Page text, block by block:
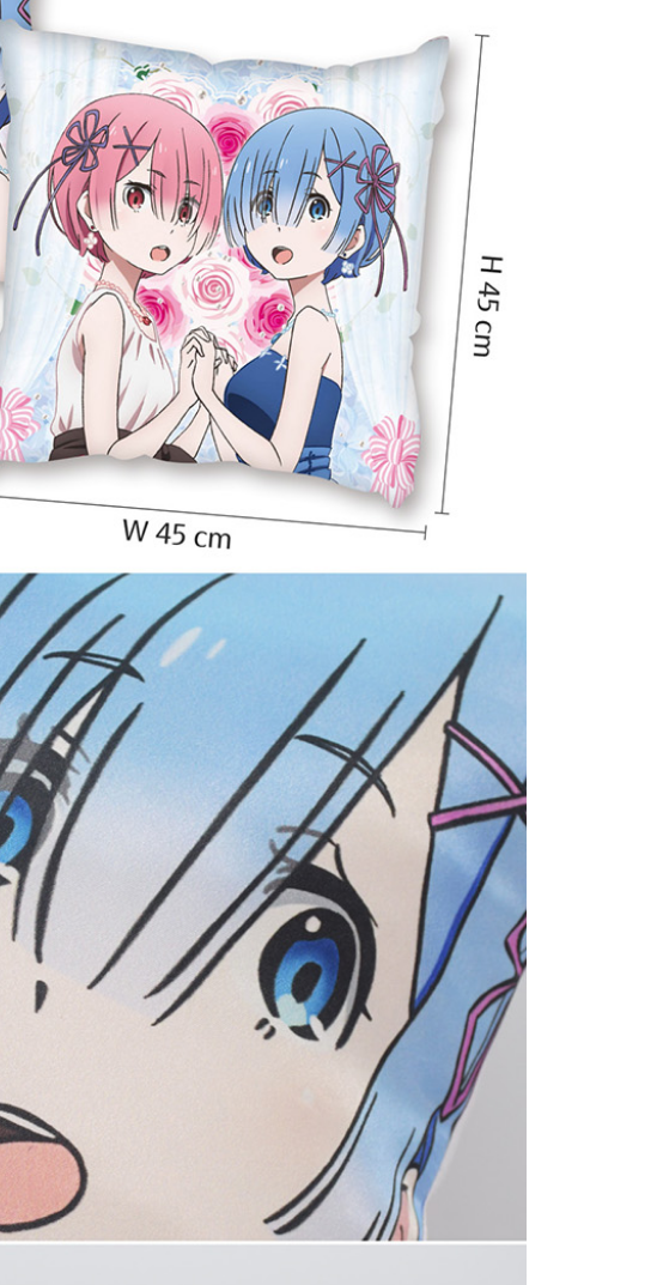
宅配-木棉花樂園專用
每筆NT$100，滿NT$1,300(含以上)免運費
宅配-離島(澎湖/金門/馬祖)-木棉花樂園專用
每筆NT$220
黑貓宅配-貨到付款
每筆NT$150
✈️ 海外配送 查看運費